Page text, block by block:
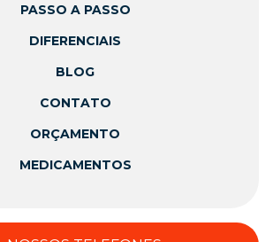
PASSO A PASSO
DIFERENCIAIS
BLOG
CONTATO
ORÇAMENTO
MEDICAMENTOS